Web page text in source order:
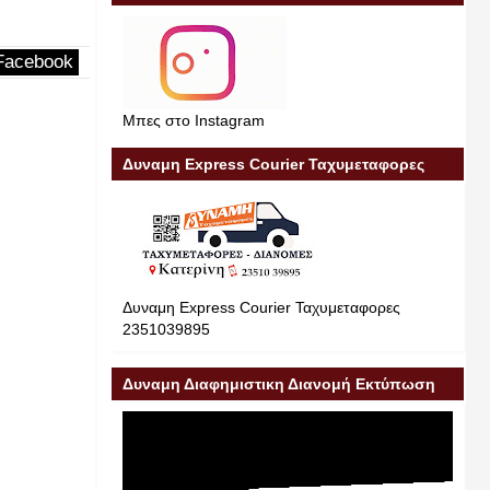
Μπες στο Instagram
Δυναμη Express Courier Ταχυμεταφορες
Δυναμη Express Courier Ταχυμεταφορες
2351039895
Δυναμη Διαφημιστικη Διανομή Εκτύπωση
Διαφήμιση 23510 39895